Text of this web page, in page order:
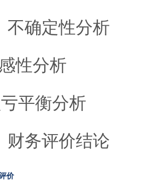
不确定性分析
性分析
平衡分析
财务评价结论
价